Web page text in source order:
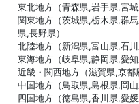
東北地方（青森県,岩手県,宮
関東地方（茨城県,栃木県,群
県,長野県）
北陸地方（新潟県,富山県,石川
東海地方（岐阜県,静岡県,愛知
近畿・関西地方（滋賀県,京都
中国地方（鳥取県,島根県,岡山
四国地方（徳島県,香川県,愛媛